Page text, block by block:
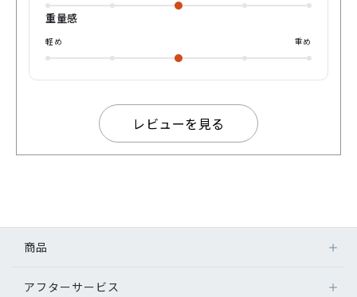
重量感
軽め 重め
レビューを見る
商品
アフターサービス